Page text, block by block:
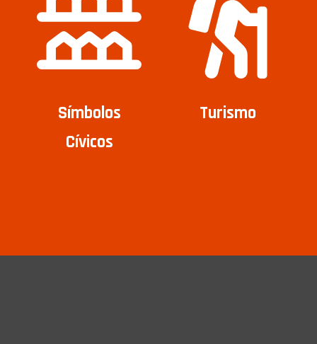
Símbolos
Cívicos
Turismo